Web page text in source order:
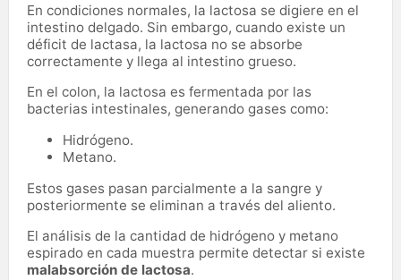
En condiciones normales, la lactosa se digiere en el
intestino delgado. Sin embargo, cuando existe un
déficit de lactasa, la lactosa no se absorbe
correctamente y llega al intestino grueso.
En el colon, la lactosa es fermentada por las
bacterias intestinales, generando gases como:
Hidrógeno.
Metano.
Estos gases pasan parcialmente a la sangre y
posteriormente se eliminan a través del aliento.
El análisis de la cantidad de hidrógeno y metano
espirado en cada muestra permite detectar si existe
malabsorción de lactosa.